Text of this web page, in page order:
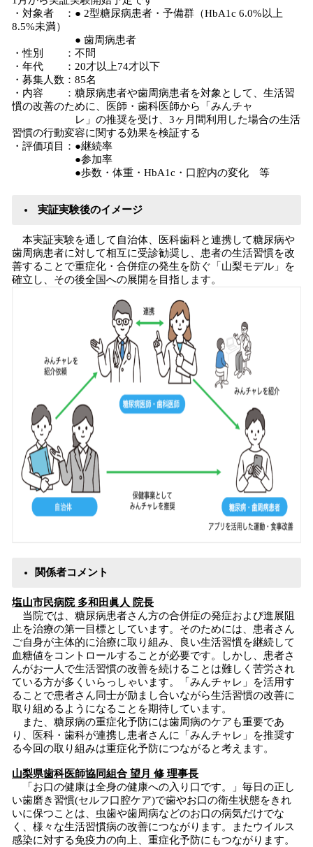
・対象者 ：● 2型糖尿病患者・予備群（HbA1c 6.0%以上
8.5%未満）
● 歯周病患者
・性別 ：不問
・年代 ：20才以上74才以下
・募集人数：85名
・内容 ：糖尿病患者や歯周病患者を対象として、生活習
慣の改善のために、医師・歯科医師から「みんチャ
レ」の推奨を受け、3ヶ月間利用した場合の生活
習慣の行動変容に関する効果を検証する
・評価項目：●継続率
●参加率
●歩数・体重・HbA1c・口腔内の変化 等
実証実験後のイメージ
本実証実験を通して自治体、医科歯科と連携して糖尿病や
歯周病患者に対して相互に受診勧奨し、患者の生活習慣を改
善することで重症化・合併症の発生を防ぐ「山梨モデル」を
確立し、その後全国への展開を目指します。
関係者コメント
塩山市民病院 多和田眞人 院長
当院では、糖尿病患者さん方の合併症の発症および進展阻
止を治療の第一目標としています。そのためには、患者さん
ご自身が主体的に治療に取り組み、良い生活習慣を継続して
血糖値をコントロールすることが必要です。しかし、患者さ
んがお一人で生活習慣の改善を続けることは難しく苦労され
ている方が多くいらっしゃいます。「みんチャレ」を活用す
ることで患者さん同士が励まし合いながら生活習慣の改善に
取り組めるようになることを期待しています。
また、糖尿病の重症化予防には歯周病のケアも重要であ
り、医科・歯科が連携し患者さんに「みんチャレ」を推奨す
る今回の取り組みは重症化予防につながると考えます。
山梨県歯科医師協同組合 望月 修 理事長
「お口の健康は全身の健康への入り口です。」毎日の正し
い歯磨き習慣(セルフ口腔ケア)で歯やお口の衛生状態をきれ
いに保つことは、虫歯や歯周病などのお口の病気だけでな
く、様々な生活習慣病の改善につながります。またウイルス
感染に対する免疫力の向上、重症化予防にもつながります。